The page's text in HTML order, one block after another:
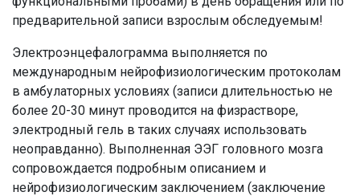
предварительной записи взрослым обследуемым!
Электроэнцефалограмма выполняется по
международным нейрофизиологическим протоколам
в амбулаторных условиях (записи длительностью не
более 20-30 минут проводится на физрастворе,
электродный гель в таких случаях использовать
неоправданно). Выполненная ЭЭГ головного мозга
сопровождается подробным описанием и
нейрофизиологическим заключением (заключение